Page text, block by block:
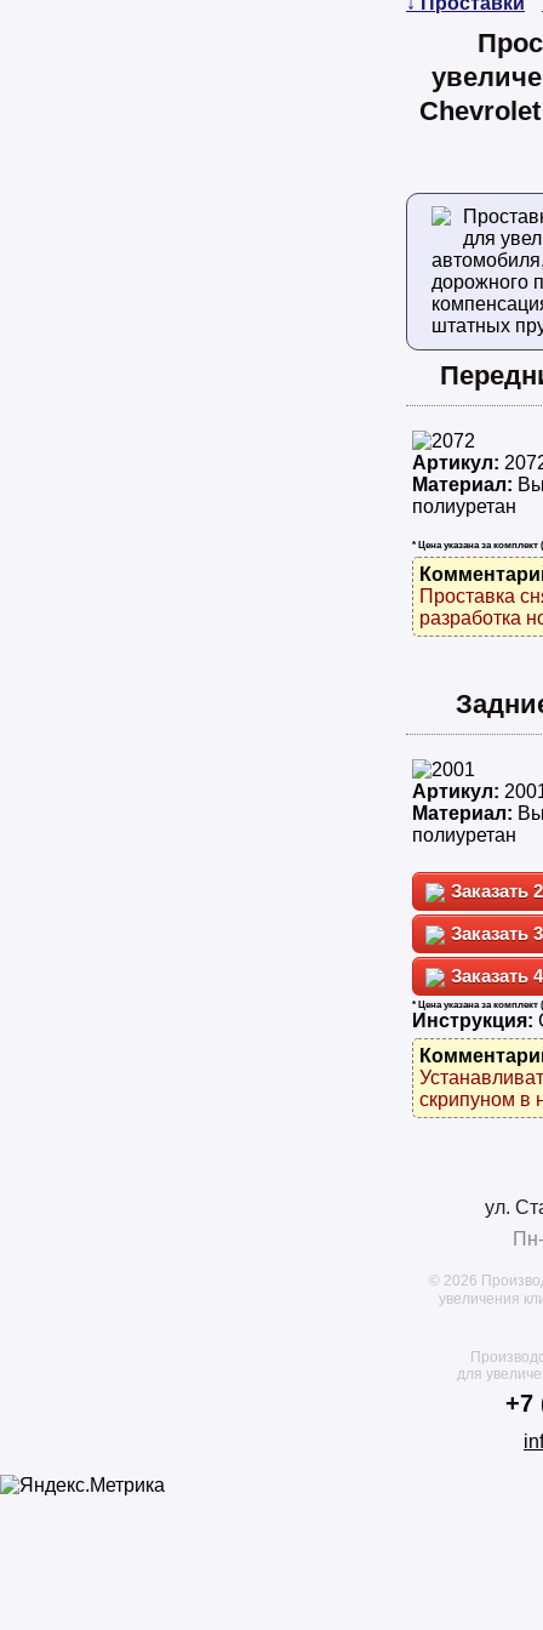
для
дорожного
штатных
Артикул:
Материал:
полиуретан
* Цена указана за комплект
Проставка
разработка
Артикул:
Материал:
полиуретан
* Цена указана за комплект
Инструкция:
скрипуном в
ул.
© 2026
увеличения
для
+7